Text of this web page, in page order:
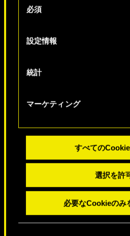
Cookieの使用およびパフォ
する詳細は、下記の「設定
ださい。
必須
設定情報
統計
マーケティング
すべての
選択を許
必要なCookieのみ
1/6